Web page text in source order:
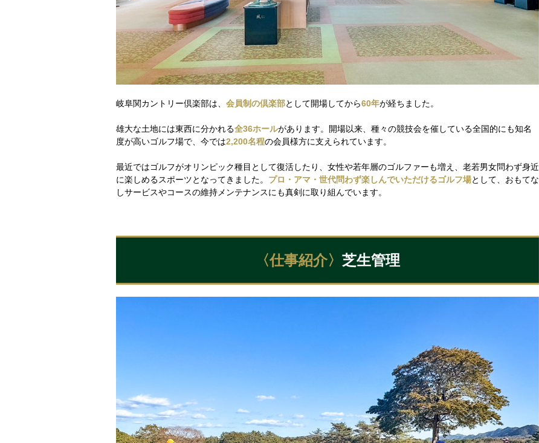
岐阜関カントリー倶楽部は、 会員制の倶楽部として開場してから60年が経ちました。
雄大な土地には東西に分かれる全36ホールがあります。開場以来、種々の競技会を催している全国的にも知名
度が高いゴルフ場で、今では2,200名程の会員様方に支えられています。
最近ではゴルフがオリンピック種目として復活したり、女性や若年層のゴルファーも増え、老若男女問わず身近
に楽しめるスポーツとなってきました。 プロ・アマ・世代問わず楽しんでいただけるゴルフ場として、おもてな
しサービスやコースの維持メンテナンスにも真剣に取り組んでいます。
〈仕事紹介〉 芝生管理